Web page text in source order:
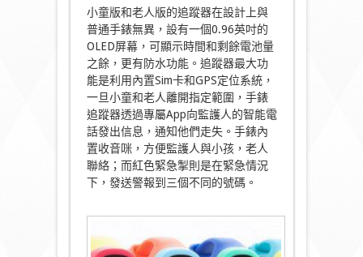
小童版和老人版的追蹤器在設計上與
普通手錶無異，設有一個0.96英吋的
OLED屏幕，可顯示時間和剩餘電池量
之餘，更有防水功能。追蹤器最大功
能是利用內置Sim卡和GPS定位系統，
一旦小童和老人離開指定範圍，手錶
追蹤器透過專屬App向監護人的智能電
話發出信息，通知他們走失。手錶內
置收音咪，方便監護人與小孩，老人
聯絡；而紅色緊急掣則是在緊急情況
下，發送警報到三個不同的號碼。